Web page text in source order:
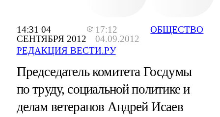
14:31 04
СЕНТЯБРЯ 2012
17:12
04.09.2012
РЕДАКЦИЯ ВЕСТИ.РУ
ОБЩЕСТВО
Председатель комитета Госдумы
по труду, социальной политике и
делам ветеранов Андрей Исаев